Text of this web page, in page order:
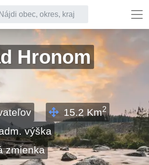
chceš vyhľadať
Hronom
15.2 Km2
výška
zmienka